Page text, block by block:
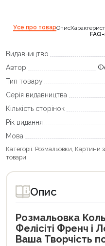
Усе про товарОпис
Видавництво
Автор
Тип товару
Серія видавництва
Кількість сторінок
Рік видання
Мова
Категорії: Розмальовки, Картини
товари
Опис
Розмальовка
Фелісіті Френч і
Ваша Творчість